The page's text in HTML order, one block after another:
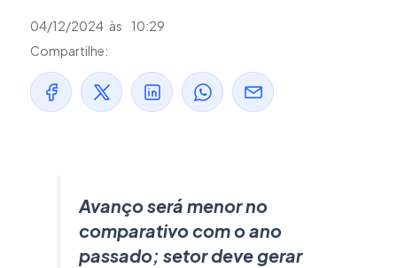
04/12/2024 às
10:29
Compartilhe:
Avanço será menor no
comparativo com o ano
passado; setor deve gerar